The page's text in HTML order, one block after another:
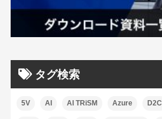
タグ検索
5V AI AI TRiSM Azure D2C